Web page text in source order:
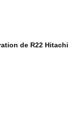
de R22 Hitachi